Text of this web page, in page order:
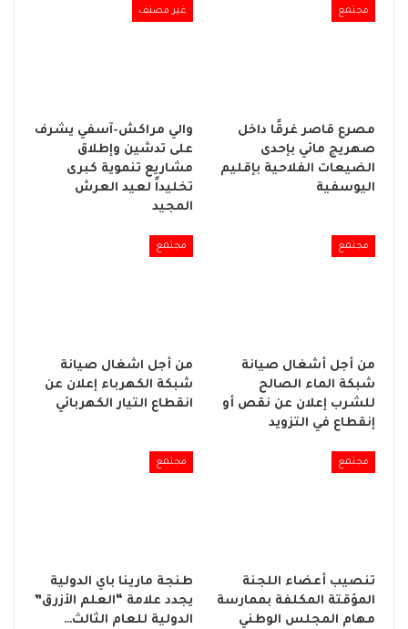
مجتمع
مصرع قاصر غرقًا داخل
صهريج مائي بإحدى
الضيعات الفلاحية بإقليم
اليوسفية
غير مصنف
والي مراكش-آسفي يشرف
على تدشين وإطلاق
مشاريع تنموية كبرى
تخليداً لعيد العرش
المجيد
مجتمع
من أجل أشغال صيانة
شبكة الماء الصالح
للشرب إعلان عن نقص أو
إنقطاع في التزويد
مجتمع
من أجل اشغال صيانة
شبكة الكهرباء إعلان عن
انقطاع التيار الكهربائي
مجتمع
تنصيب أعضاء اللجنة
المؤقتة المكلفة بممارسة
مهام المجلس الوطني
مجتمع
طنجة مارينا باي الدولية
يجدد علامة “العلم الأزرق”
الدولية للعام الثالث…